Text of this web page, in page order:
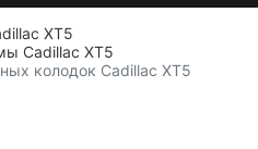
XT5
Cadillac XT5
колодок Cadillac XT5